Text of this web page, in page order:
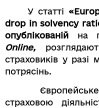
У статті
drop in solvency
опублікованій на
Online,
страховиків у разі
потрясінь.
Європейське
страховою